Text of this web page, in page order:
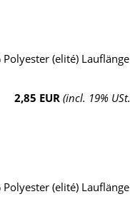
(elité)
2,85 EUR (incl. 19%
(elité)